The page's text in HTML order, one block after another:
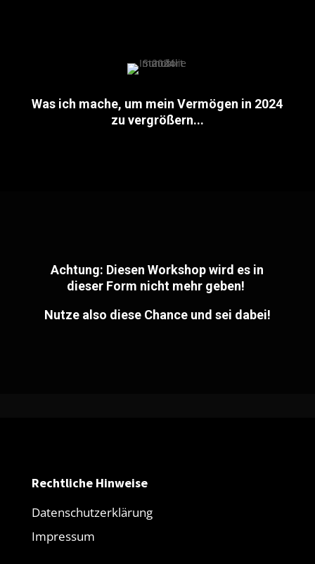
Was ich mache, um mein Vermögen in 2024
zu vergrößern...
Achtung: Diesen Workshop wird es in
dieser Form nicht mehr geben!
Nutze also diese Chance und sei dabei!
Rechtliche Hinweise
Datenschutzerklärung
Impressum